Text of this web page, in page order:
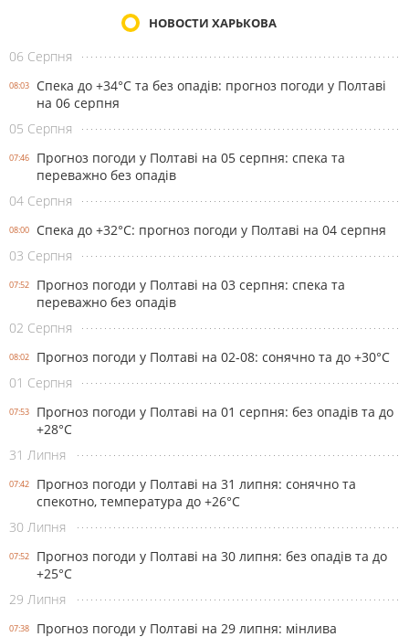
НОВОСТИ ХАРЬКОВА
06 Серпня
08:03
Спека до +34°С та без опадів: прогноз погоди у Полтаві
на 06 серпня
05 Серпня
07:46
Прогноз погоди у Полтаві на 05 серпня: спека та
переважно без опадів
04 Серпня
08:00
Спека до +32°С: прогноз погоди у Полтаві на 04 серпня
03 Серпня
07:52
Прогноз погоди у Полтаві на 03 серпня: спека та
переважно без опадів
02 Серпня
08:02
Прогноз погоди у Полтаві на 02-08: сонячно та до +30°С
01 Серпня
07:53
Прогноз погоди у Полтаві на 01 серпня: без опадів та до
+28°С
31 Липня
07:42
Прогноз погоди у Полтаві на 31 липня: сонячно та
спекотно, температура до +26°С
30 Липня
07:52
Прогноз погоди у Полтаві на 30 липня: без опадів та до
+25°С
29 Липня
07:38 Прогноз погоди у Полтаві на 29 липня: мінлива